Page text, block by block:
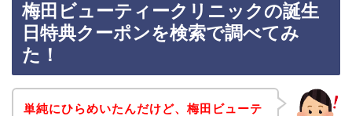
梅田ビューティークリニックの誕生
日特典クーポンを検索で調べてみ
た！
単純にひらめいたんだけど、梅田ビューテ